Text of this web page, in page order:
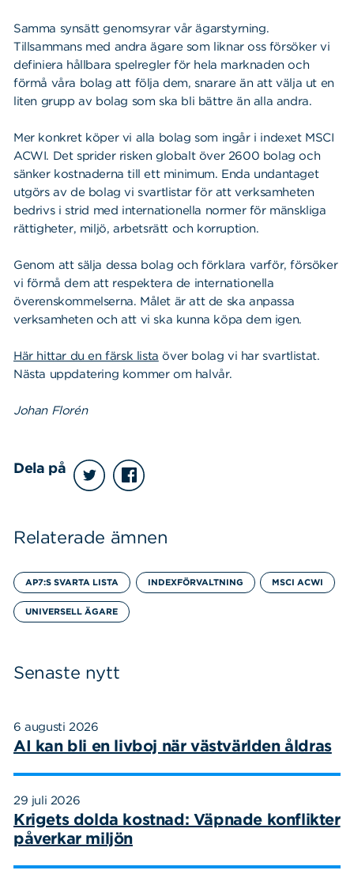
Samma synsätt genomsyrar vår ägarstyrning.
Tillsammans med andra ägare som liknar oss försöker vi
definiera hållbara spelregler för hela marknaden och
förmå våra bolag att följa dem, snarare än att välja ut en
liten grupp av bolag som ska bli bättre än alla andra.
Mer konkret köper vi alla bolag som ingår i indexet MSCI
ACWI. Det sprider risken globalt över 2600 bolag och
sänker kostnaderna till ett minimum. Enda undantaget
utgörs av de bolag vi svartlistar för att verksamheten
bedrivs i strid med internationella normer för mänskliga
rättigheter, miljö, arbetsrätt och korruption.
Genom att sälja dessa bolag och förklara varför, försöker
vi förmå dem att respektera de internationella
överenskommelserna. Målet är att de ska anpassa
verksamheten och att vi ska kunna köpa dem igen.
Här hittar du en färsk lista över bolag vi har svartlistat.
Nästa uppdatering kommer om halvår.
Johan Florén
Dela på
Relaterade ämnen
AP7:S SVARTA LISTA INDEXFÖRVALTNING MSCI ACWI
UNIVERSELL ÄGARE
Senaste nytt
6 augusti 2026
AI kan bli en livboj när västvärlden åldras
29 juli 2026
Krigets dolda kostnad: Väpnade konflikter
påverkar miljön